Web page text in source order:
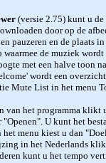
(versie 2.75) kunt u de
door op de
pauzeren en de plaats
waarmee de muziek
met een halve toon
wordt een
Mute List in het menu
van het programma klikt
"Openen". U kunt het
menu kiest u dan
in het Nederlands
kunt u het tempo